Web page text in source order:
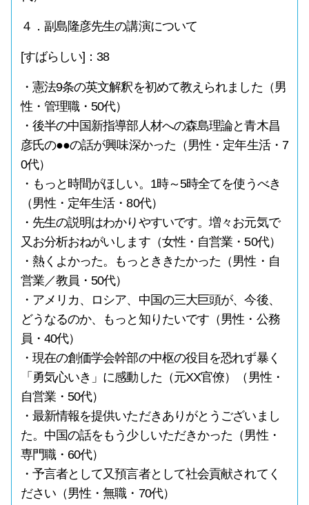
４．副島隆彦先生の講演について
[すばらしい]：38
・憲法9条の英文解釈を初めて教えられました（男
性・管理職・50代）
・後半の中国新指導部人材への森島理論と青木昌
彦氏の●●の話が興味深かった（男性・定年生活・7
0代）
・もっと時間がほしい。1時～5時全てを使うべき
（男性・定年生活・80代）
・先生の説明はわかりやすいです。増々お元気で
又お分析おねがいします（女性・自営業・50代）
・熱くよかった。もっとききたかった（男性・自
営業／教員・50代）
・アメリカ、ロシア、中国の三大巨頭が、今後、
どうなるのか、もっと知りたいです（男性・公務
員・40代）
・現在の創価学会幹部の中枢の役目を恐れず暴く
「勇気心いき」に感動した（元XX官僚）（男性・
自営業・50代）
・最新情報を提供いただきありがとうございまし
た。中国の話をもう少しいただきかった（男性・
専門職・60代）
・予言者として又預言者として社会貢献されてく
ださい（男性・無職・70代）